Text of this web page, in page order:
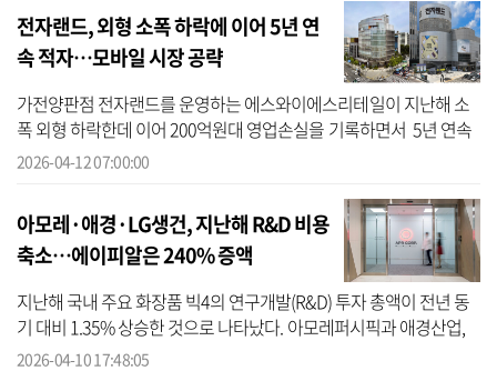
전자랜드, 외형 소폭 하락에 이어 5년 연
속 적자…모바일 시장 공략
가전양판점 전자랜드를 운영하는 에스와이에스리테일이 지난해 소
폭 외형 하락한데 이어 200억원대 영업손실을 기록하면서 5년 연속
적자 행진을 이어갔다. 12일 금융감독원 전자공시시스템에 따르면
2026-04-12 07:00:00
아모레·애경·LG생건, 지난해 R&D 비용
축소…에이피알은 240% 증액
지난해 국내 주요 화장품 빅4의 연구개발(R&D) 투자 총액이 전년 동
기 대비 1.35% 상승한 것으로 나타났다. 아모레퍼시픽과 애경산업,
LG생활건강의 연구개발비는 줄었지만 에이피알이 크게 늘려 총액은
2026-04-10 17:48:05